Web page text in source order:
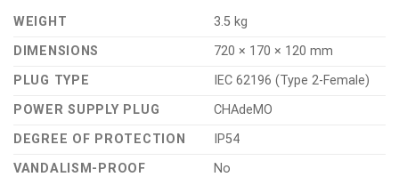
WEIGHT
3.5 kg
DIMENSIONS
720 × 170 × 120 mm
PLUG TYPE
IEC 62196 (Type 2-Female)
POWER SUPPLY PLUG
CHAdeMO
DEGREE OF PROTECTION
IP54
VANDALISM-PROOF
No